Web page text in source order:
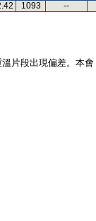
1093 --
片段出現偏差。本會